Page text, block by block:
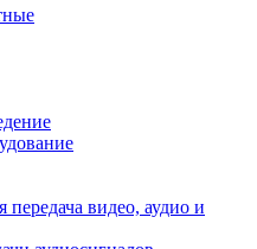
видео, аудио и